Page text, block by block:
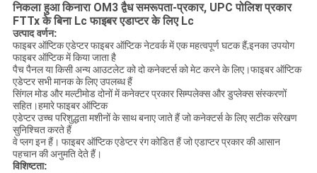
निकला हुआ किनारा OM3 द्वैध समरूपता-प्रकार, UPC पोलिश प्रकार
FTTx के बिना Lc फाइबर एडाप्टर के लिए Lc
उत्पाद वर्णन:
फाइबर ऑप्टिक एडेप्टर फाइबर ऑप्टिक नेटवर्क में एक महत्वपूर्ण घटक हैं;इनका उपयोग
फाइबर ऑप्टिक में किया जाता है
पैच पैनल या किसी अन्य आउटलेट को दो कनेक्टर्स को मेट करने के लिए।फाइबर ऑप्टिक
एडेप्टर सभी मानक के लिए उपलब्ध हैं
सिंगल मोड और मल्टीमोड दोनों में कनेक्टर प्रकार सिम्पलेक्स और डुप्लेक्स संस्करणों
सहित।हमारे फाइबर ऑप्टिक
एडेप्टर उच्च परिशुद्धता मशीनों के साथ बनाए जाते हैं जो कनेक्टर्स के लिए सटीक संरेखण
सुनिश्चित करते हैं
वे प्लग इन हैं। फाइबर ऑप्टिक एडेप्टर रंग कोडित हैं जो एडाप्टर प्रकार की आसान
पहचान की अनुमति देते हैं।
विशिष्टता: